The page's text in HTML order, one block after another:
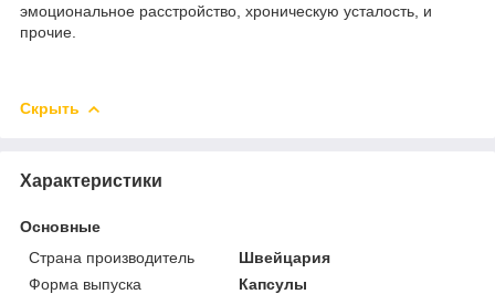
эмоциональное расстройство, хроническую усталость, и
прочие.
Скрыть
Характеристики
Основные
Страна производитель
Швейцария
Форма выпуска
Капсулы